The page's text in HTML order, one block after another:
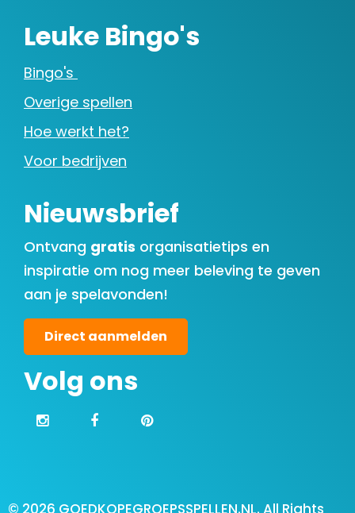
Leuke Bingo's
Bingo's
Overige spellen
Hoe werkt het?
Voor bedrijven
Nieuwsbrief
Ontvang gratis organisatietips en
inspiratie om nog meer beleving te geven
aan je spelavonden!
Direct aanmelden
Volg ons
© 2026 GOEDKOPEGROEPSSPELLEN.NL. All Rights